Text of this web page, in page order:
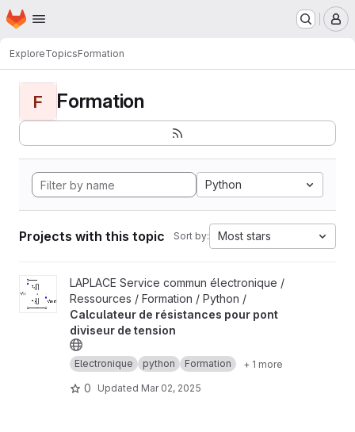
Skip to main content
Homepage
ExploreTopicsFormation
F Formation
Python
Projects with this topic Sort by: Most stars
View Calculateur de résistances pour pont diviseur de tension
LAPLACE Service commun électronique /
Ressources / Formation / Python /
Calculateur de résistances pour pont
diviseur de tension
Electronique python Formation + 1 more
0 Updated Mar 02, 2025